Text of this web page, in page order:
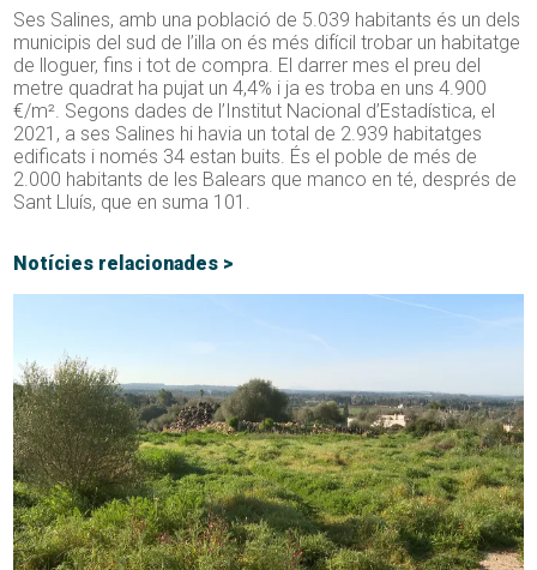
Ses Salines, amb una població de 5.039 habitants és un dels
municipis del sud de l’illa on és més difícil trobar un habitatge
de lloguer, fins i tot de compra. El darrer mes el preu del
metre quadrat ha pujat un 4,4% i ja es troba en uns 4.900
€/m². Segons dades de l’Institut Nacional d’Estadística, el
2021, a ses Salines hi havia un total de 2.939 habitatges
edificats i només 34 estan buits. És el poble de més de
2.000 habitants de les Balears que manco en té, després de
Sant Lluís, que en suma 101.
Notícies relacionades >